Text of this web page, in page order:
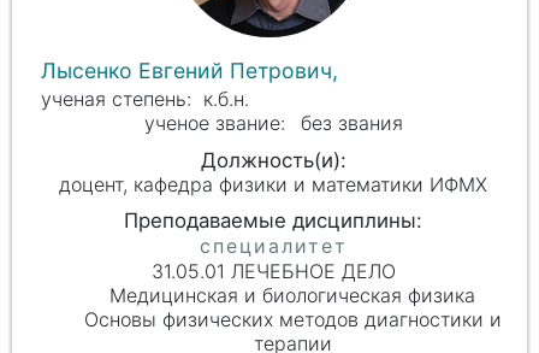
Лысенко Евгений Петрович,
к.б.н.
без звания
доцент, кафедра физики и математики ИФМХ
31.05.01 ЛЕЧЕБНОЕ ДЕЛО
Медицинская и биологическая физика
Основы физических методов диагностики и
терапии